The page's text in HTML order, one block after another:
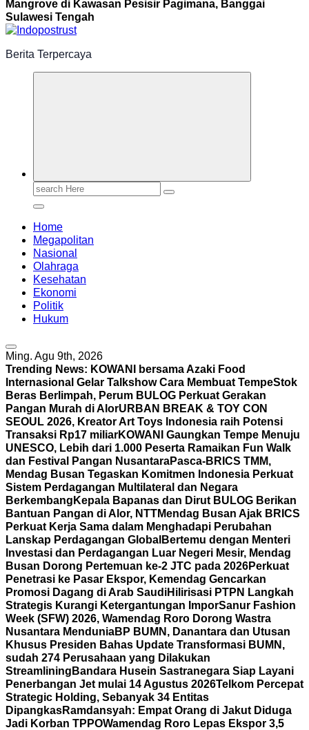
Mangrove di Kawasan Pesisir Pagimana, Banggai
Sulawesi Tengah
Berita Terpercaya
Search
Home
Megapolitan
Nasional
Olahraga
Kesehatan
Ekonomi
Politik
Hukum
Ming. Agu 9th, 2026
Trending News: KOWANI bersama Azaki Food
Internasional Gelar Talkshow Cara Membuat TempeStok
Beras Berlimpah, Perum BULOG Perkuat Gerakan
Pangan Murah di AlorURBAN BREAK & TOY CON
SEOUL 2026, Kreator Art Toys Indonesia raih Potensi
Transaksi Rp17 miliarKOWANI Gaungkan Tempe Menuju
UNESCO, Lebih dari 1.000 Peserta Ramaikan Fun Walk
dan Festival Pangan NusantaraPasca-BRICS TMM,
Mendag Busan Tegaskan Komitmen Indonesia Perkuat
Sistem Perdagangan Multilateral dan Negara
Berkembang Kepala Bapanas dan Dirut BULOG Berikan
Bantuan Pangan di Alor, NTTMendag Busan Ajak BRICS
Perkuat Kerja Sama dalam Menghadapi Perubahan
Lanskap Perdagangan Global Bertemu dengan Menteri
Investasi dan Perdagangan Luar Negeri Mesir, Mendag
Busan Dorong Pertemuan ke-2 JTC pada 2026Perkuat
Penetrasi ke Pasar Ekspor, Kemendag Gencarkan
Promosi Dagang di Arab SaudiHilirisasi PTPN Langkah
Strategis Kurangi Ketergantungan ImporSanur Fashion
Week (SFW) 2026, Wamendag Roro Dorong Wastra
Nusantara MenduniaBP BUMN, Danantara dan Utusan
Khusus Presiden Bahas Update Transformasi BUMN,
sudah 274 Perusahaan yang Dilakukan
Streamlining Bandara Husein Sastranegara Siap Layani
Penerbangan Jet mulai 14 Agustus 2026Telkom Percepat
Strategic Holding, Sebanyak 34 Entitas
DipangkasRamdansyah: Empat Orang di Jakut Diduga
Jadi Korban TPPOWamendag Roro Lepas Ekspor 3,5